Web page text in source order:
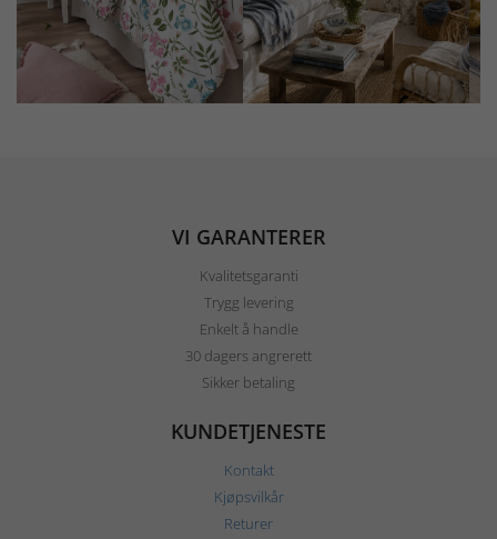
VI GARANTERER
Kvalitetsgaranti
Trygg levering
Enkelt å handle
30 dagers angrerett
Sikker betaling
KUNDETJENESTE
Kontakt
Kjøpsvilkår
Returer